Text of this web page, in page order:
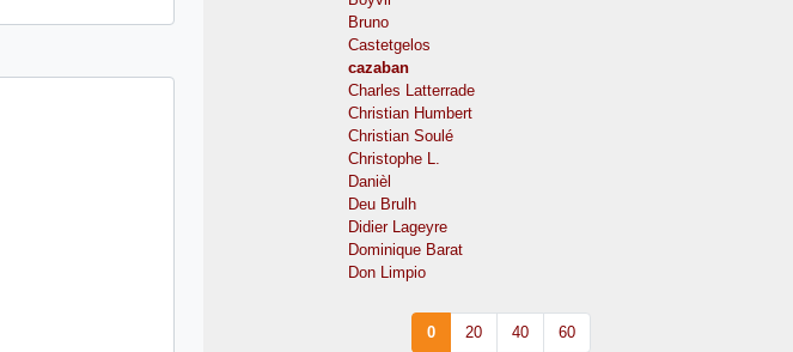
Bruno
Castetgelos
cazaban
Charles Latterrade
Christian Humbert
Christian Soulé
Christophe L.
Danièl
Deu Brulh
Didier Lageyre
Dominique Barat
Don Limpio
0 20 40 60